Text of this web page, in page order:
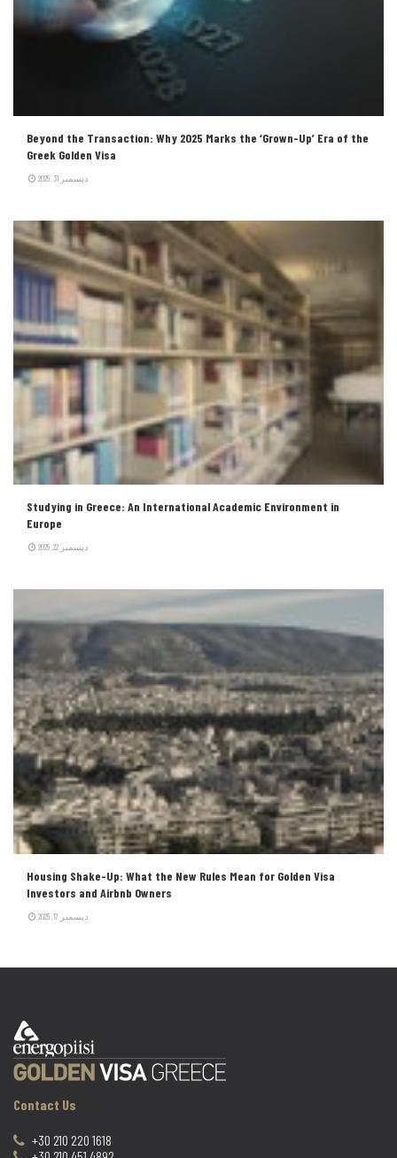
Beyond the Transaction: Why 2025 Marks the ‘Grown-Up’ Era of the
Greek Golden Visa
ديسمبر 31, 2025
Studying in Greece: An International Academic Environment in
Europe
ديسمبر 22, 2025
Housing Shake-Up: What the New Rules Mean for Golden Visa
Investors and Airbnb Owners
ديسمبر 17, 2025
Contact Us
+30 210 220 1618